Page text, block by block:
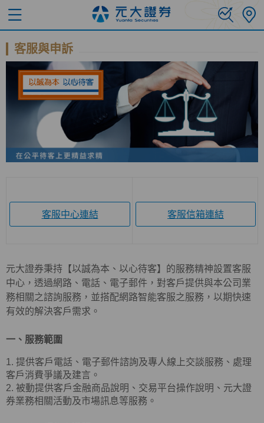
客服與申訴
客服中心連結 客服信箱連結
元大證券秉持【以誠為本、以心待客】的服務精神設置客服
中心，透過網路、電話、電子郵件，對客戶提供與本公司業
務相關之諮詢服務，並搭配網路智能客服之服務，以期快速
有效的解決客戶需求。
一、服務範圍
1. 提供客戶電話、電子郵件諮詢及專人線上交談服務、處理
客戶消費爭議及建言。
2. 被動提供客戶金融商品說明、交易平台操作說明、元大證
券業務相關活動及市場訊息等服務。